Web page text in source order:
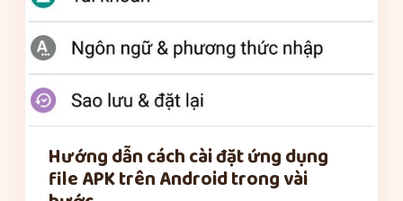
Hướng dẫn cách cài đặt ứng dụng
file APK trên Android trong vài